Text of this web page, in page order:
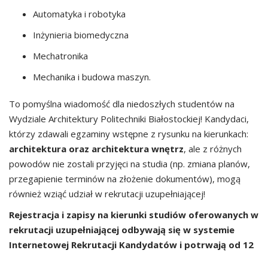
Automatyka i robotyka
Inżynieria biomedyczna
Mechatronika
Mechanika i budowa maszyn.
To pomyślna wiadomość dla niedoszłych studentów na
Wydziale Architektury Politechniki Białostockiej! Kandydaci,
którzy zdawali egzaminy wstępne z rysunku na kierunkach:
architektura oraz architektura wnętrz, ale z różnych
powodów nie zostali przyjęci na studia (np. zmiana planów,
przegapienie terminów na złożenie dokumentów), mogą
również wziąć udział w rekrutacji uzupełniającej!
Rejestracja i zapisy na kierunki studiów oferowanych w
rekrutacji uzupełniającej odbywają się w systemie
Internetowej Rekrutacji Kandydatów i potrwają od 12